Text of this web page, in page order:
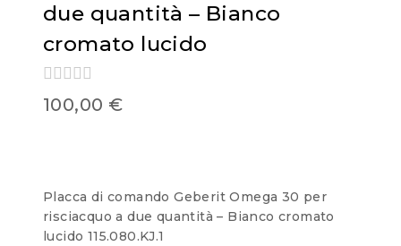
due quantità – Bianco
cromato lucido
0
out
100,00 €
Placca di comando Geberit Omega 30 per
risciacquo a due quantità – Bianco cromato
lucido 115.080.KJ.1